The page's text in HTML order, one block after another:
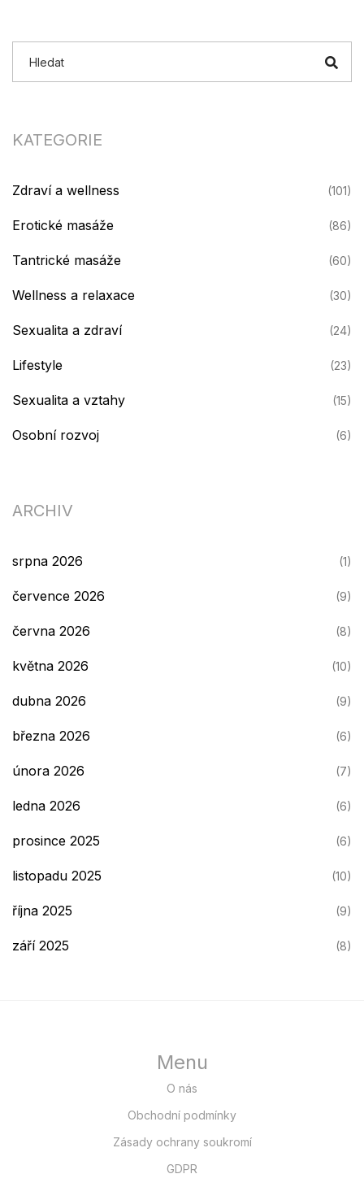
KATEGORIE
Zdraví a wellness (101)
Erotické masáže (86)
Tantrické masáže (60)
Wellness a relaxace (30)
Sexualita a zdraví (24)
Lifestyle (23)
Sexualita a vztahy (15)
Osobní rozvoj (6)
ARCHIV
srpna 2026 (1)
července 2026 (9)
června 2026 (8)
května 2026 (10)
dubna 2026 (9)
března 2026 (6)
února 2026 (7)
ledna 2026 (6)
prosince 2025 (6)
listopadu 2025 (10)
října 2025 (9)
září 2025 (8)
Menu
O nás
Obchodní podmínky
Zásady ochrany soukromí
GDPR